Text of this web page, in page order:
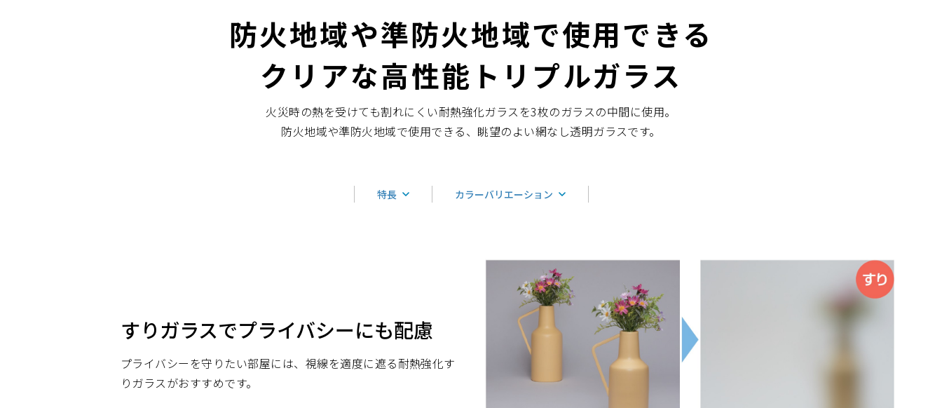
防火地域や準防火地域で使用できる
クリアな高性能トリプルガラス
火災時の熱を受けても割れにくい耐熱強化ガラスを3枚のガラスの中間に使用。
防火地域や準防火地域で使用できる、眺望のよい網なし透明ガラスです。
特長 カラーバリエーション
すりガラスでプライバシーにも配慮
プライバシーを守りたい部屋には、視線を適度に遮る耐熱強化す
りガラスがおすすめです。